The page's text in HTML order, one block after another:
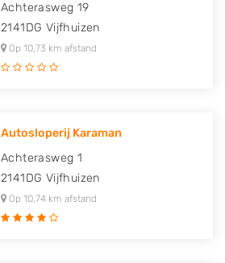
Achterasweg 19
2141DG Vijfhuizen
Op 10,73 km afstand
Autosloperij Karaman
Achterasweg 1
2141DG Vijfhuizen
Op 10,74 km afstand